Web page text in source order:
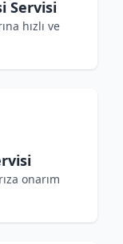
Servisi
hızlı ve
onarım